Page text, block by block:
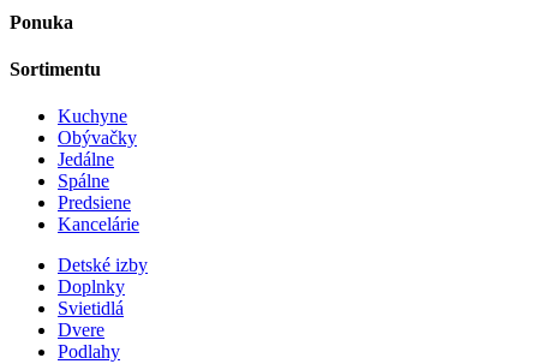
Ponuka
Sortimentu
Kuchyne
Obývačky
Jedálne
Spálne
Predsiene
Kancelárie
Detské izby
Doplnky
Svietidlá
Dvere
Podlahy